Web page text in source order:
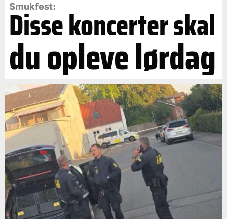
Smukfest:
Disse koncerter skal
du opleve lørdag